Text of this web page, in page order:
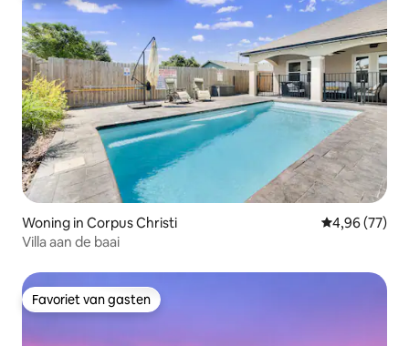
Woning in Corpus Christi Gemiddelde
4,96 (77)
Villa aan de baai
Favoriet van gasten
Favoriet van gasten